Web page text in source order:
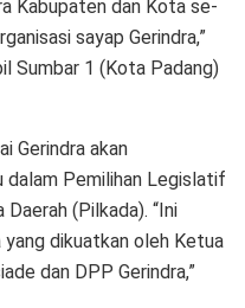
Kabupaten dan Kota se-
sayap Gerindra,”
Sumbar 1 (Kota Padang)
Gerindra akan
dalam Pemilihan Legislatif
(Pilkada). “Ini
dikuatkan oleh Ketua
dan DPP Gerindra,”